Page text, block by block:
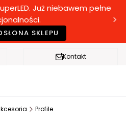
Już niebawem pełne
SKLEPU
Kontakt
Profile